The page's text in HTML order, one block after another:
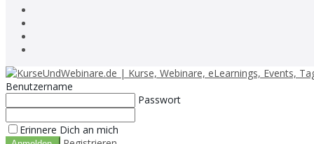
Benutzername
Passwort
Erinnere Dich an mich